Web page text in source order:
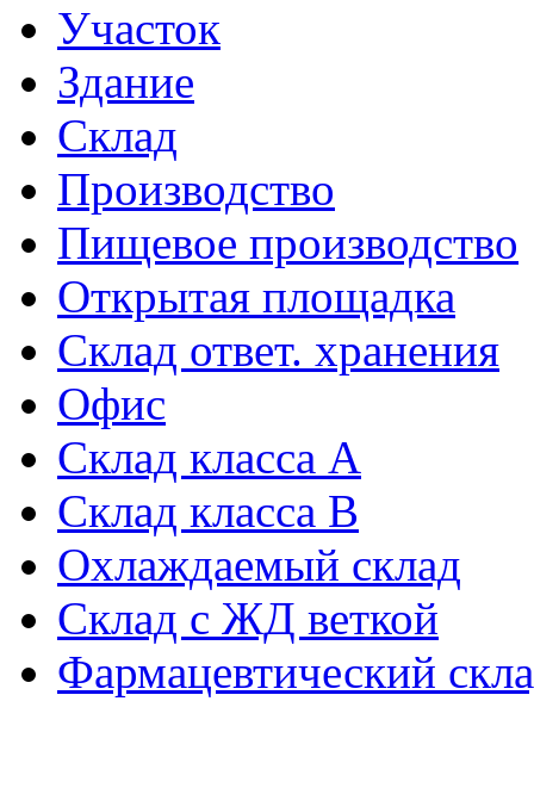
Участок
Здание
Склад
Производство
Пищевое производство
Открытая площадка
Склад ответ. хранения
Офис
Склад класса A
Склад класса B
Охлаждаемый склад
Склад с ЖД веткой
Фармацевтический